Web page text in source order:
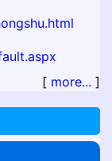
[ more... ]